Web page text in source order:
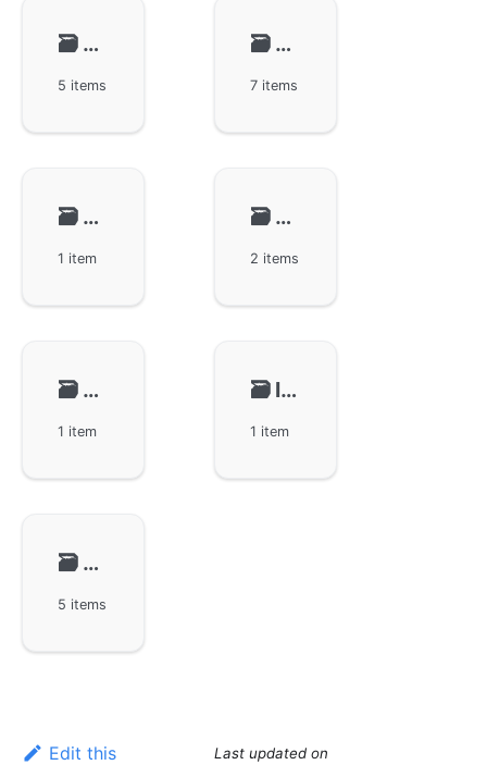
🗃️ 加密解密
5 items
🗃️ 实用工具
7 items
🗃️ 单元测试
1 item
🗃️ 错误管理
2 items
🗃️ 功能调试
1 item
🗃️ I18N组件
1 item
🗃️ NoSQL Redis
5 items
Edit this
Last updated on